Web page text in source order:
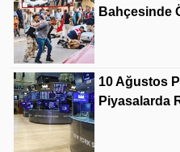
Bahçesinde
10 Ağustos
Piyasalarda